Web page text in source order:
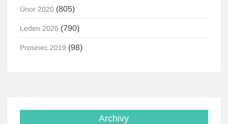
Únor 2020 (805)
Leden 2020 (790)
Prosinec 2019 (98)
Archivy